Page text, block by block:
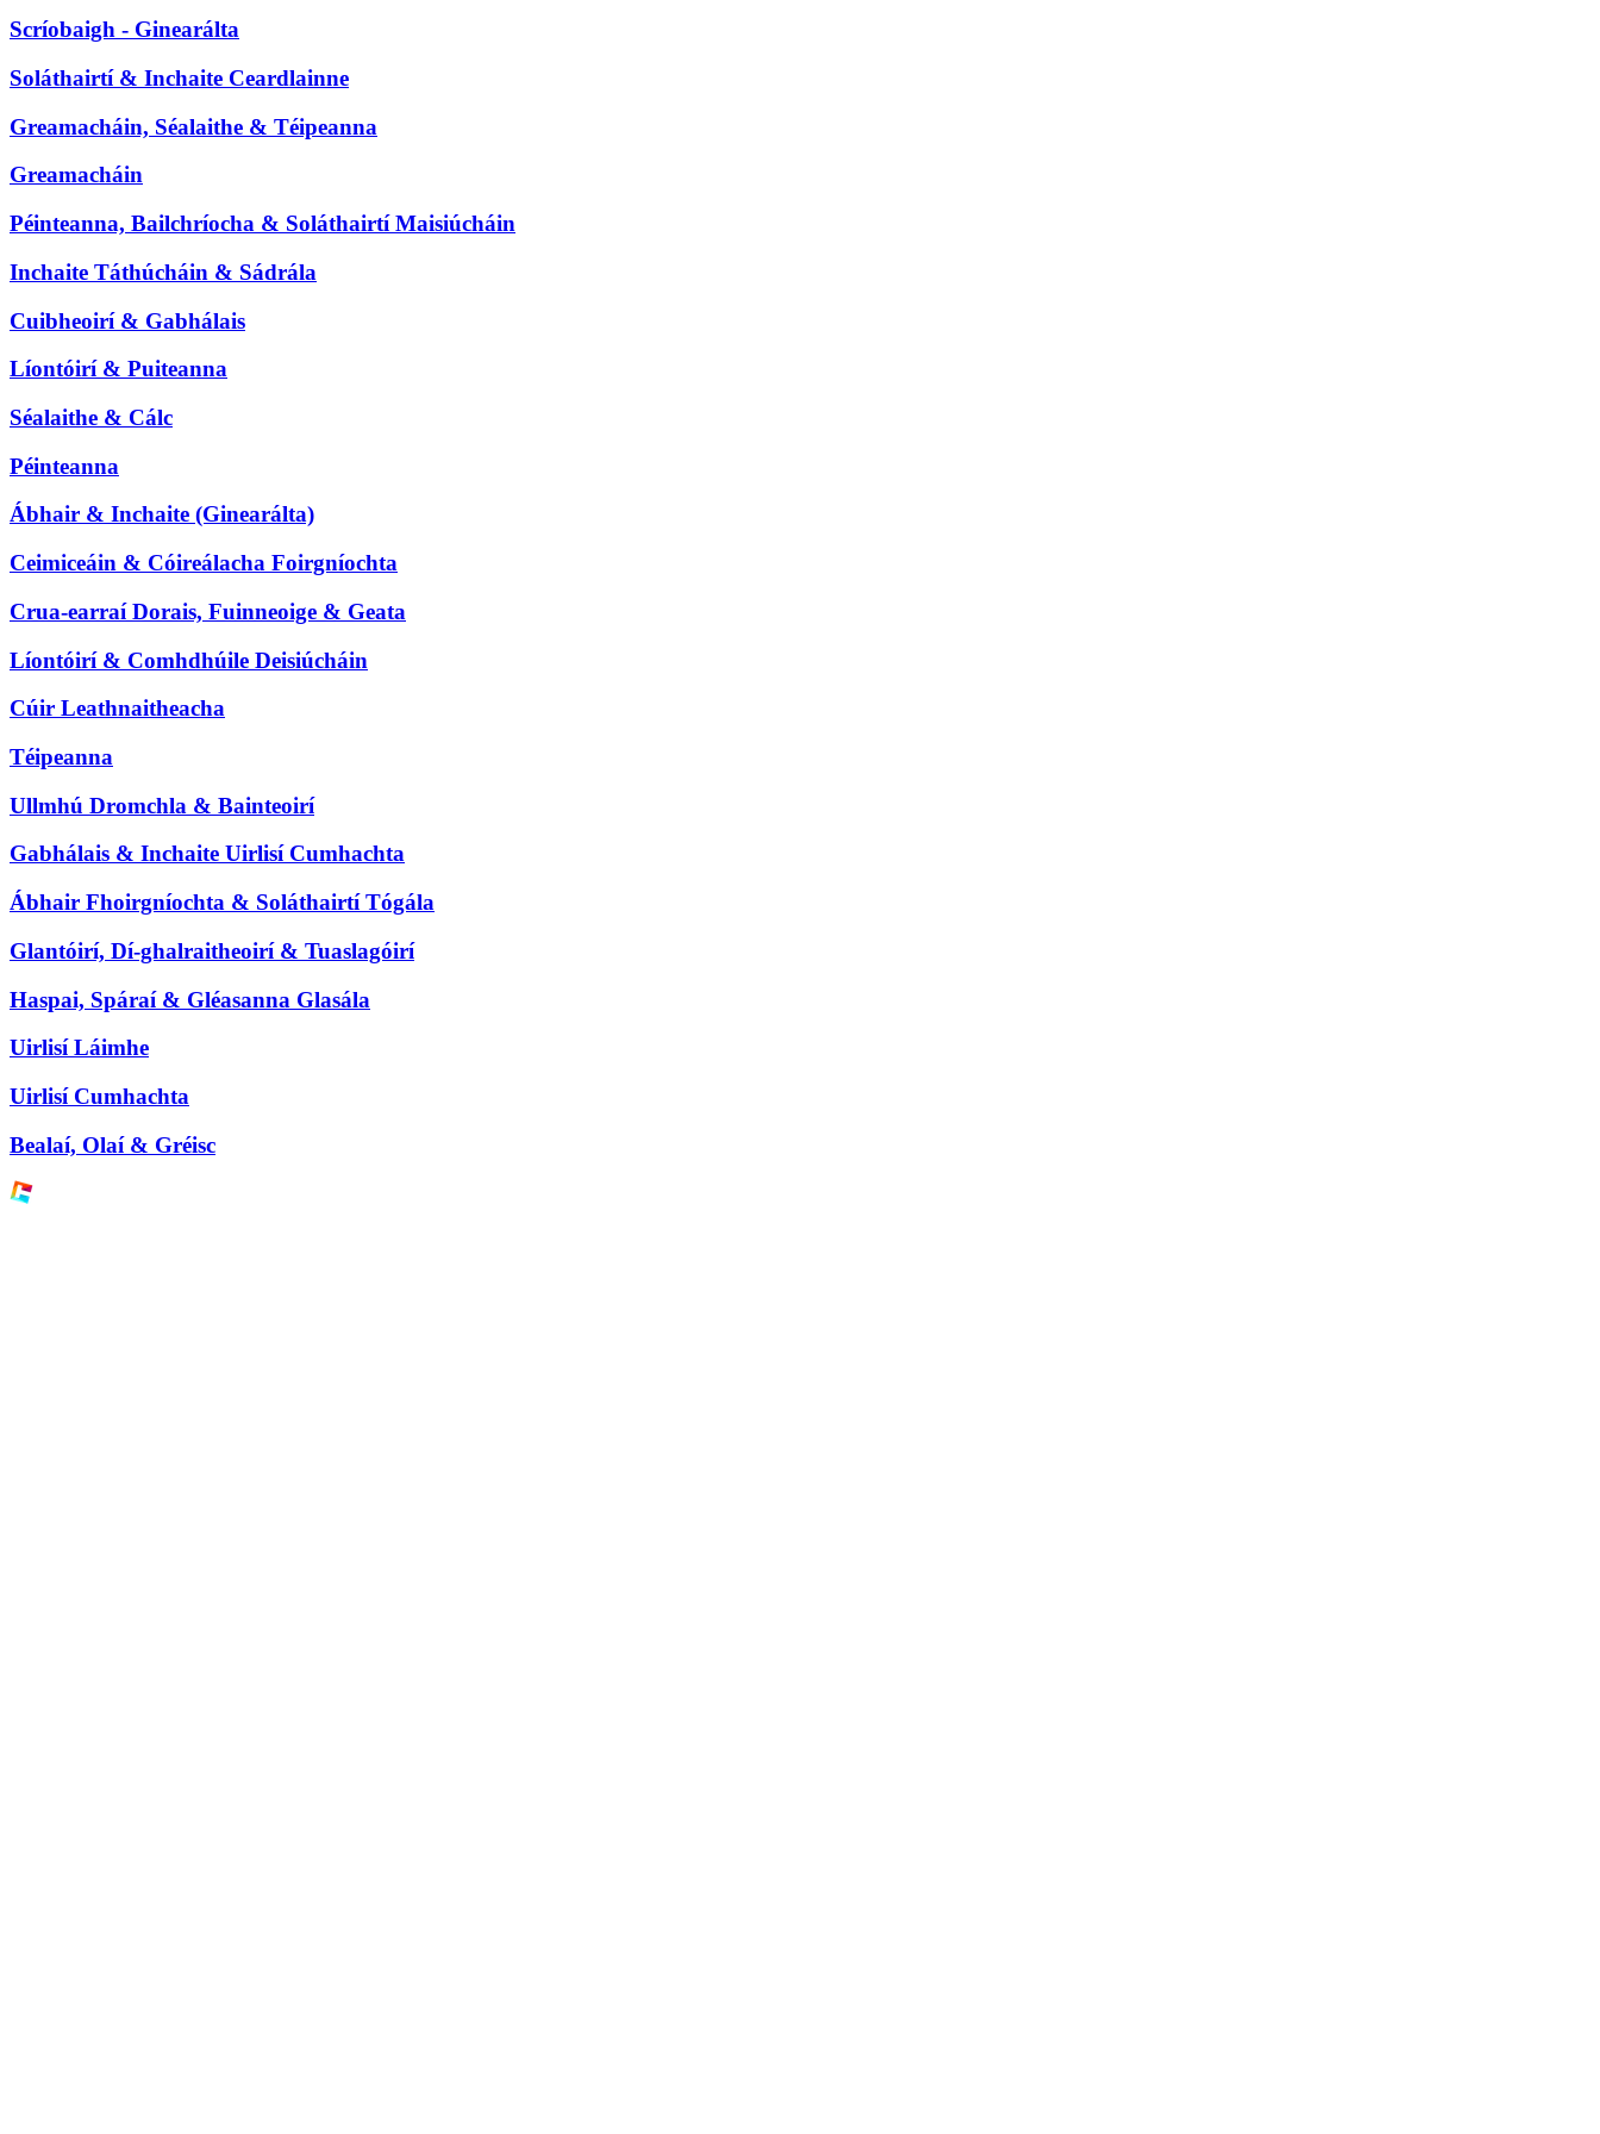
Scríobaigh - Ginearálta
Soláthairtí & Inchaite Ceardlainne
Greamacháin, Séalaithe & Téipeanna
Greamacháin
Péinteanna, Bailchríocha & Soláthairtí Maisiúcháin
Inchaite Táthúcháin & Sádrála
Cuibheoirí & Gabhálais
Líontóirí & Puiteanna
Séalaithe & Cálc
Péinteanna
Ábhair & Inchaite (Ginearálta)
Ceimiceáin & Cóireálacha Foirgníochta
Crua-earraí Dorais, Fuinneoige & Geata
Líontóirí & Comhdhúile Deisiúcháin
Cúir Leathnaitheacha
Téipeanna
Ullmhú Dromchla & Bainteoirí
Gabhálais & Inchaite Uirlisí Cumhachta
Ábhair Fhoirgníochta & Soláthairtí Tógála
Glantóirí, Dí-ghalraitheoirí & Tuaslagóirí
Haspai, Spáraí & Gléasanna Glasála
Uirlisí Láimhe
Uirlisí Cumhachta
Bealaí, Olaí & Gréisc